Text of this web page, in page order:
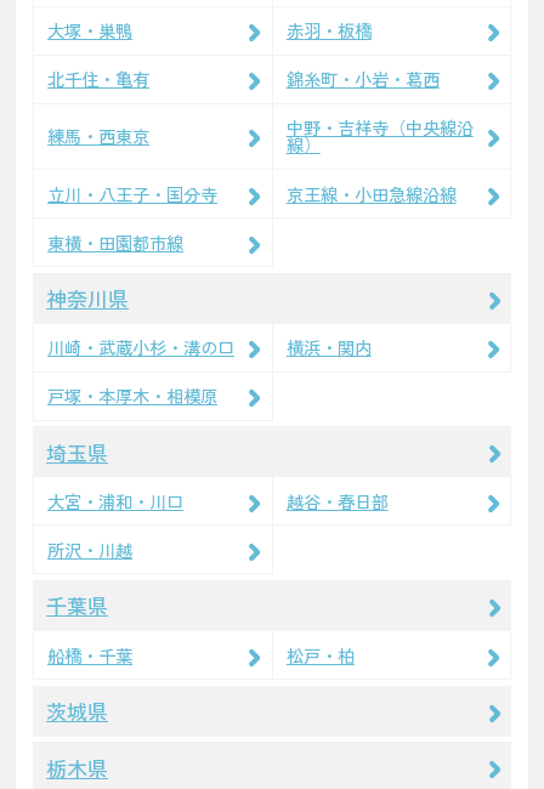
大塚・巣鴨
赤羽・板橋
北千住・亀有
錦糸町・小岩・葛西
練馬・西東京 中野・吉祥寺（中央線沿
線）
立川・八王子・国分寺
京王線・小田急線沿線
東横・田園都市線
神奈川県
川崎・武蔵小杉・溝の口
横浜・関内
戸塚・本厚木・相模原
埼玉県
大宮・浦和・川口
越谷・春日部
所沢・川越
千葉県
船橋・千葉 松戸・柏
茨城県
栃木県